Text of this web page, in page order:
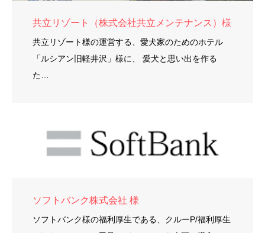
共立リゾート（株式会社共立メンテナンス）様
共立リゾート様の運営する、愛犬家のためのホテル
「ルシアン旧軽井沢」様に、 愛犬と思い出を作る
た…
ソフトバンク株式会社 様
ソフトバンク様の福利厚生である、クルーP/福利厚生